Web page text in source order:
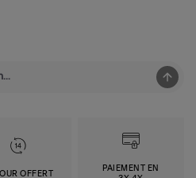
OFFERT
PAIEMENT EN